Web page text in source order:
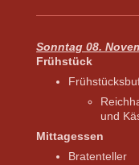
Sonntag 08.
Frühstück
und
Mittagessen
Bratenteller